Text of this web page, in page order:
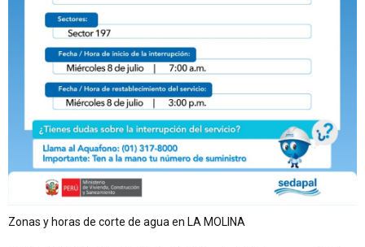
Zonas y horas de corte de agua en LA MOLINA